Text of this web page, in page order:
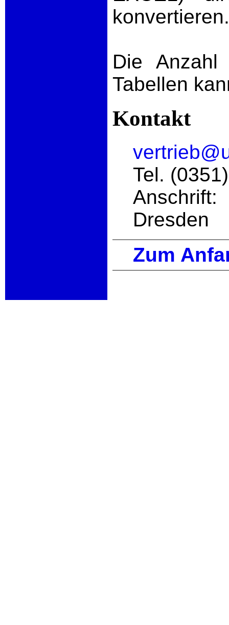
konvertieren.
Die Anzahl
Tabellen
Kontakt
Tel.
Dresden
Zum